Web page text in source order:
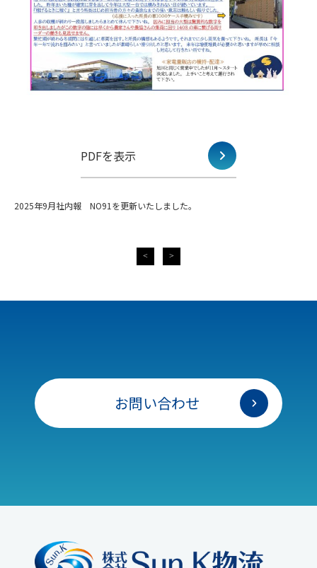
PDFを表示
2025年9月社内報 NO91を更新いたしました。
< >
お問い合わせ